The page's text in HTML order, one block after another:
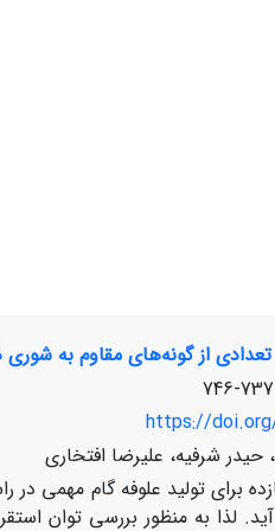
تعدادی از گونه‌های مقاوم به
737-746
https://doi.org/
حیدر شرفیه، علیرضا افتخاری
برای تولید علوفه گام مهمی
لذا به منظور بررسی توان